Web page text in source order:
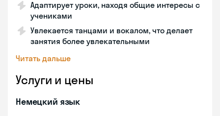
Адаптирует уроки, находя общие интересы с
учениками
Увлекается танцами и вокалом, что делает
занятия более увлекательными
Читать дальше
Услуги и цены
Немецкий язык